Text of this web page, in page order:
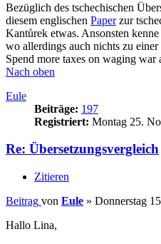
Bezüglich des tschechischen
diesem englischen Paperzur
Kantůrek etwas. Ansonsten
wo allerdings auch nichts zu
Spend more taxes on waging
Nach oben
Eule
Beiträge: 197
Registriert: Montag 25.
Re: Übersetzungsvergleich
Zitieren
Beitrag von Eule » Donnerstag
Hallo Lina,